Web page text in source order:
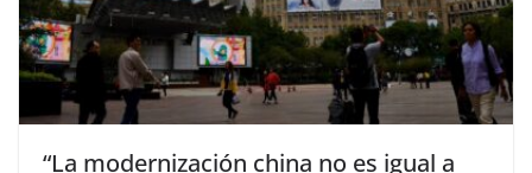
“La modernización china no es igual a